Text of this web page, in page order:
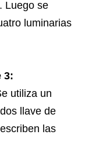
Luego se
luminarias
3:
utiliza un
llave de
las